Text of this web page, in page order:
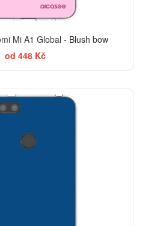
Mi A1 Global - Blush bow
od 448 Kč